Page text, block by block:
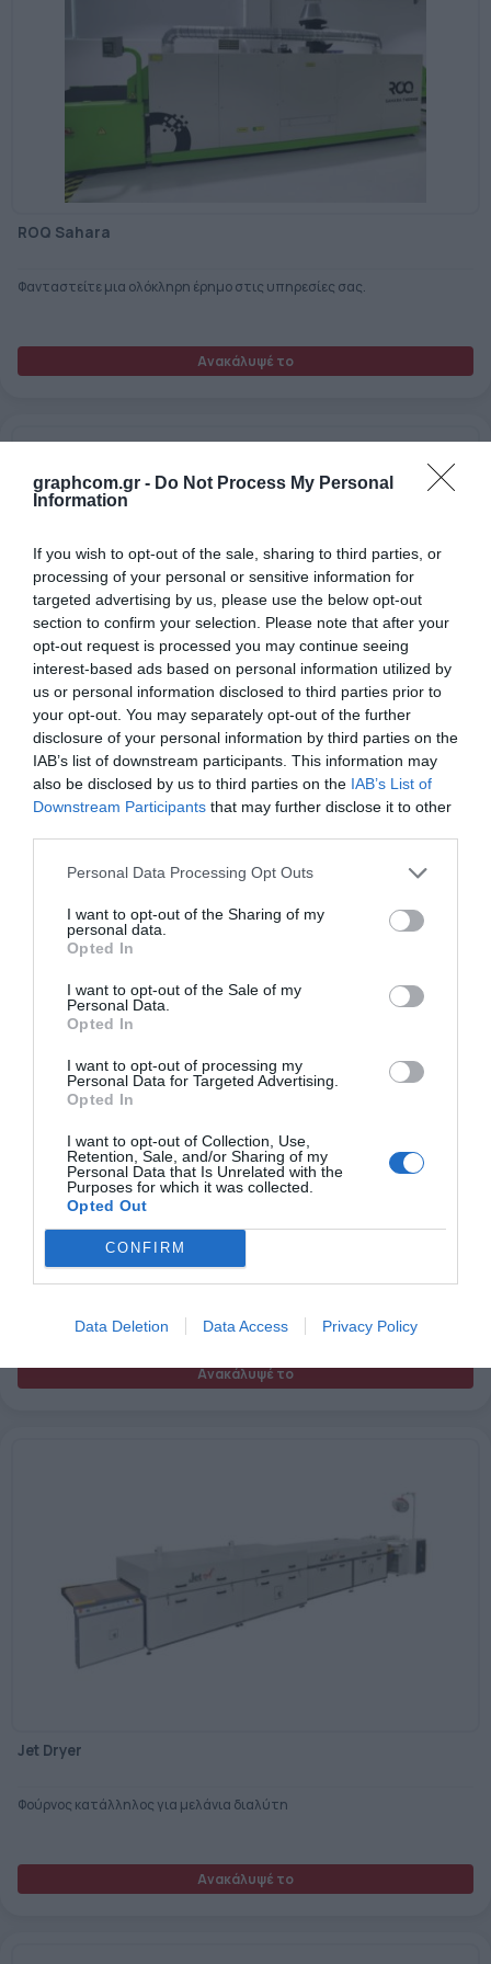
graphcom.gr - Do Not Process My Personal
Information
If you wish to opt-out of the sale, sharing to third parties, or
processing of your personal or sensitive information for
targeted advertising by us, please use the below opt-out
section to confirm your selection. Please note that after your
opt-out request is processed you may continue seeing
interest-based ads based on personal information utilized by
us or personal information disclosed to third parties prior to
your opt-out. You may separately opt-out of the further
disclosure of your personal information by third parties on the
IAB’s list of downstream participants. This information may
also be disclosed by us to third parties on the IAB’s List of
Downstream Participants that may further disclose it to other
Personal Data Processing Opt Outs
I want to opt-out of the Sharing of my
personal data.
Opted In
I want to opt-out of the Sale of my
Personal Data.
Opted In
I want to opt-out of processing my
Personal Data for Targeted Advertising.
Opted In
I want to opt-out of Collection, Use,
Retention, Sale, and/or Sharing of my
Personal Data that Is Unrelated with the
Purposes for which it was collected.
Opted Out
CONFIRM
Data Deletion Data Access Privacy Policy
ROQ Sahara
Φανταστείτε μια ολόκληρη έρημο στις υπηρεσίες σας.
Ανακάλυψέ το
Σύστημα Ελέγχου Ενέργειας (I.E.C.S) & Μονάδες Ανάκτησης
Θερμότητας
Το Σύστημα Ελέγχου Ενέργειας και οι Μονάδες Ανάκτησης
Θερμότητας μειώνουν δραματικά το λειτουργικό κόστος των
Ανακάλυψέ το
Air Dryer 3m
Ανακάλυψέ το
Jet Dryer
Φούρνος κατάλληλος για μελάνια διαλύτη
Ανακάλυψέ το